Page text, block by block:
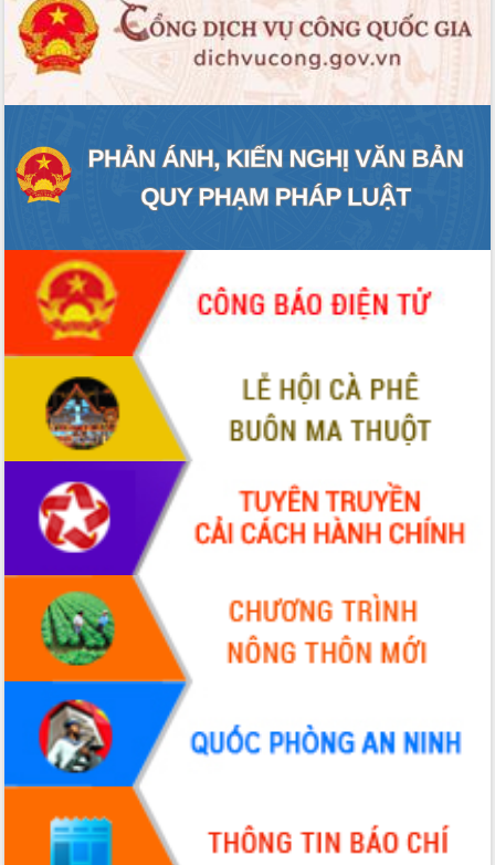
VĂN BẢN HĐND TỈNH
ĐIỂM TIN VĂN BẢN
Không có file video nào để phát.
ALBUM ẢNH